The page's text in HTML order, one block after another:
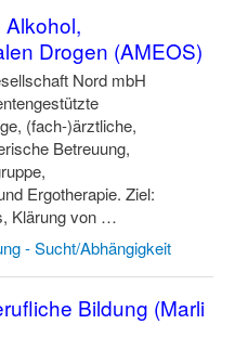
Drogen (AMEOS)
Nord mbH
(fach-)ärztliche,
Betreuung,
Ergotherapie. Ziel:
Klärung von …
- Sucht/Abhängigkeit
Bildung (Marli